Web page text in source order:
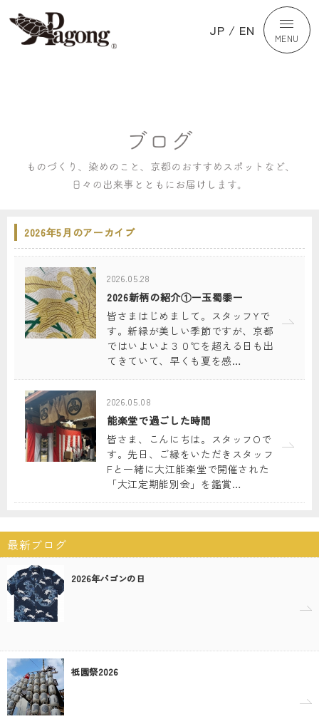
JP / EN MENU
2026年5月のアーカイブ
2026.05.28
2026新柄の紹介①ー玉蜀黍ー
皆さまはじめまして。スタッフYで
す。新緑が美しい季節ですが、京都
ではいよいよ３０℃を超える日も出
てきていて、早くも夏を感…
2026.05.08
能楽堂で過ごした時間
皆さま、こんにちは。スタッフOで
す。先日、ご縁をいただきスタッフ
Fと一緒に大江能楽堂で開催された
「大江定期能別会」を鑑賞…
最新ブログ
2026年パゴンの日
祇園祭2026